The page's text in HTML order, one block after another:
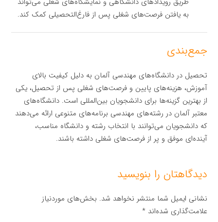
به یافتن فرصت‌های شغلی پس از فارغ‌التحصیلی کمک کند.
جمع‌بندی
تحصیل در دانشگاه‌های مهندسی آلمان به دلیل کیفیت بالای
آموزش، هزینه‌های پایین و فرصت‌های شغلی پس از تحصیل، یکی
از بهترین گزینه‌ها برای دانشجویان بین‌المللی است. دانشگاه‌های
معتبر آلمان در رشته‌های مهندسی برنامه‌های متنوعی ارائه می‌دهند
که دانشجویان می‌توانند با انتخاب رشته و دانشگاه مناسب،
آینده‌ای موفق و پر از فرصت‌های شغلی داشته باشند.
دیدگاهتان را بنویسید
نشانی ایمیل شما منتشر نخواهد شد. بخش‌های موردنیاز
علامت‌گذاری شده‌اند*